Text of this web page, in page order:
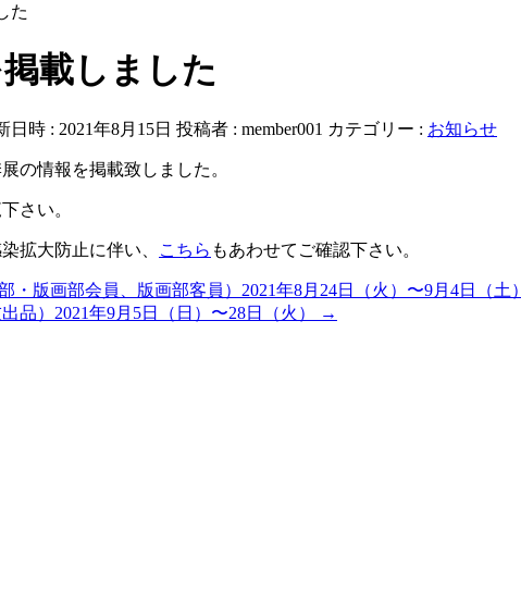
た
載しました
日時 : 2021年8月15日 投稿者 : member001 カテゴリー : お知らせ
の情報を掲載致しました。
さい。
拡大防止に伴い、 こちら もあわせてご確認下さい。
版画部会員、版画部客員）2021年8月24日（火）〜9月4日（土）
品）2021年9月5日（日）〜28日（火）
→